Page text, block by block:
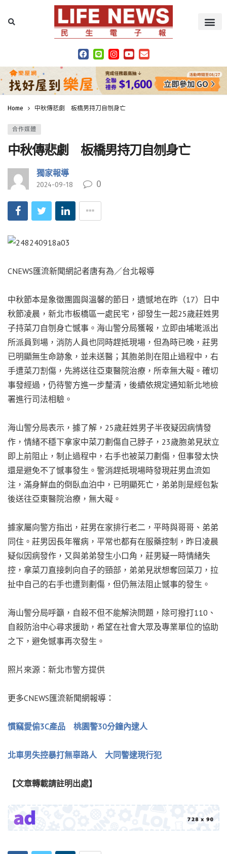
Home 中秋傳悲劇 板橋男持刀自刎身亡
合作媒體
中秋傳悲劇 板橋男持刀自刎身亡
獨家報導
2024-09-18 0
CNEWS匯流新聞網記者唐有為／台北報導
中秋節本是象徵團圓與溫馨的節日，遺憾地在昨（17）日中
秋節凌晨，新北市板橋區一處民宅，卻發生一起25歲莊姓男
子持菜刀自刎身亡憾事。海山警分局獲報，立即由埔墘派出
所派員到場，消防人員也同時趕抵現場，但為時已晚，莊男
已明顯無生命跡象，並未送醫；其胞弟則在阻止過程中，右
手遭菜刀割傷，先將送往亞東醫院治療，所幸無大礙。確切
事發經過，仍待警方進一步釐清，後續依規定通知新北地檢
署進行司法相驗。
海山警分局表示，據了解，25歲莊姓男子半夜疑因病情發
作，情緒不穩下拿家中菜刀劃傷自己脖子，23歲胞弟見狀立
即上前阻止，制止過程中，右手也被菜刀劃傷，但事發太快
還是避免不了憾事發生。警消趕抵現場時發現莊男血流如
注，滿身鮮血的倒臥血泊中，已明顯死亡，弟弟則是經包紮
後送往亞東醫院治療，無大礙。
據家屬向警方指出，莊男在家排行老二，平時與哥哥、弟弟
同住。莊男因長年罹病，平常也都有在服藥控制，昨日凌晨
疑似因病發作，又與弟弟發生小口角，莊男疑一時情緒失
控，拿菜刀直接刺向自子的頸部，弟弟見狀想奪回菜刀，拉
扯中自己的右手也遭到劃傷，但仍無法阻止憾事的發生。
海山警分局呼籲，自殺不但不能解決問題，除可撥打110、
自殺防治中心尋求援助，希望在社會大眾及專業單位的協助
之下，避免憾事再次發生。
照片來源：新北市警方提供
更多CNEWS匯流新聞網報導：
慣竊愛偷3C產品 桃園警30分鐘內逮人
北車男失控暴打無辜路人 大同警逮現行犯
【文章轉載請註明出處】